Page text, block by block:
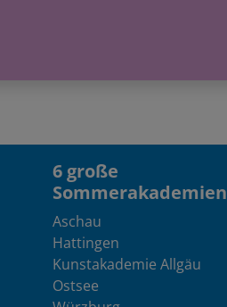
6 große
Sommerakademien
Aschau
Hattingen
Kunstakademie Allgäu
Ostsee
Würzburg